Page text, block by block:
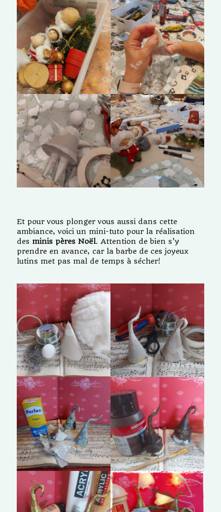
Et pour vous plonger vous aussi dans cette
ambiance, voici un mini-tuto pour la réalisation
des minis pères Noël. Attention de bien s’y
prendre en avance, car la barbe de ces joyeux
lutins met pas mal de temps à sécher!